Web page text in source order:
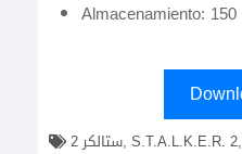
Almacenamiento: